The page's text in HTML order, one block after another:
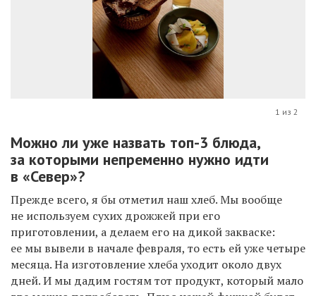
1 из 2
Можно ли уже назвать топ-3 блюда,
за которыми непременно нужно идти
в «Север»?
Прежде всего, я бы отметил наш хлеб. Мы вообще
не используем сухих дрожжей при его
приготовлении, а делаем его на дикой закваске:
ее мы вывели в начале февраля, то есть ей уже четыре
месяца. На изготовление хлеба уходит около двух
дней. И мы дадим гостям тот продукт, который мало